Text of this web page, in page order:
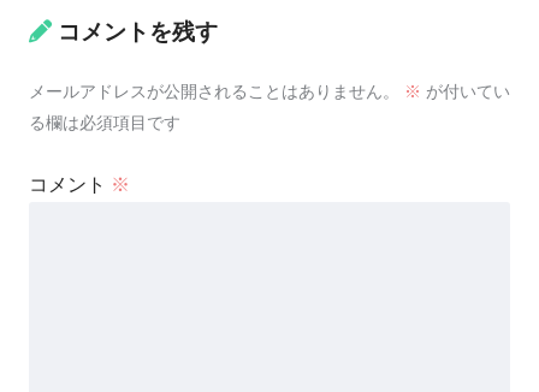
コメントを残す
メールアドレスが公開されることはありません。 ※ が付いてい
る欄は必須項目です
コメント ※